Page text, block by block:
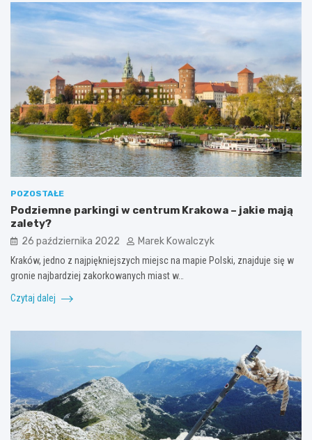
POZOSTAŁE
Podziemne parkingi w centrum Krakowa – jakie mają
zalety?
26 października 2022 Marek Kowalczyk
Kraków, jedno z najpiękniejszych miejsc na mapie Polski, znajduje się w
gronie najbardziej zakorkowanych miast w…
Czytaj dalej